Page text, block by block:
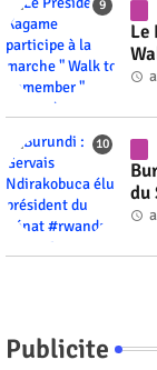
Le
du
Publicite